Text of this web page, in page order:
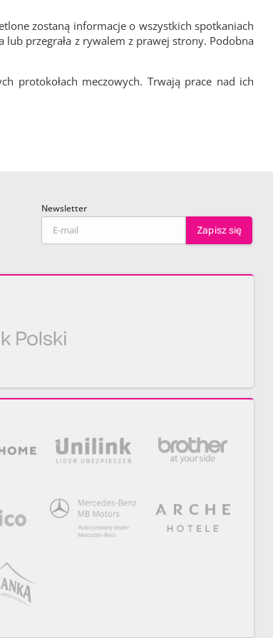
zostaną informacje o wszystkich spotkaniach
przegrała z rywalem z prawej strony. Podobna
protokołach meczowych. Trwają prace nad ich
Newsletter